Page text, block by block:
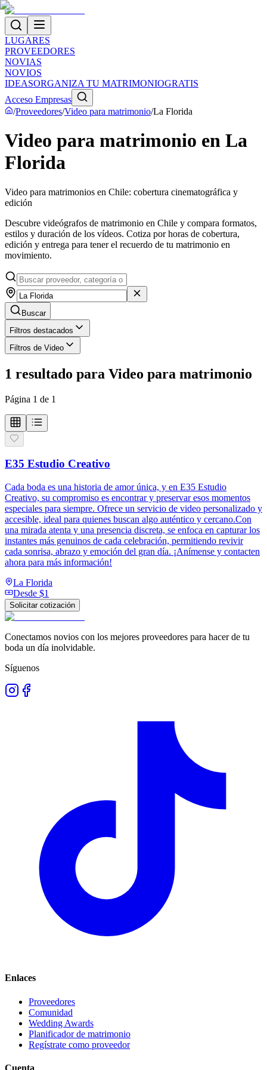
LUGARES
PROVEEDORES
NOVIAS
NOVIOS
IDEASORGANIZA TU MATRIMONIOGRATIS
Acceso Empresas
/Proveedores/Video para matrimonio/La Florida
Video para matrimonio en La
Florida
Video para matrimonios en Chile: cobertura cinematográfica y
edición
Descubre videógrafos de matrimonio en Chile y compara formatos,
estilos y duración de los vídeos. Cotiza por horas de cobertura,
edición y entrega para tener el recuerdo de tu matrimonio en
movimiento.
Buscar
Filtros destacados
Filtros de Video
1 resultado para Video para matrimonio
Página 1 de 1
E35 Estudio Creativo
Cada boda es una historia de amor única, y en E35 Estudio
Creativo, su compromiso es encontrar y preservar esos momentos
especiales para siempre. Ofrece un servicio de video personalizado y
accesible, ideal para quienes buscan algo auténtico y cercano.Con
una mirada atenta y una presencia discreta, se enfoca en capturar los
instantes más genuinos de cada celebración, permitiendo revivir
cada sonrisa, abrazo y emoción del gran día. ¡Anímense y contacten
ahora para más información!
La Florida
Desde $1
Solicitar cotización
Conectamos novios con los mejores proveedores para hacer de tu
boda un día inolvidable.
Síguenos
Enlaces
Proveedores
Comunidad
Wedding Awards
Planificador de matrimonio
Regístrate como proveedor
Cuenta